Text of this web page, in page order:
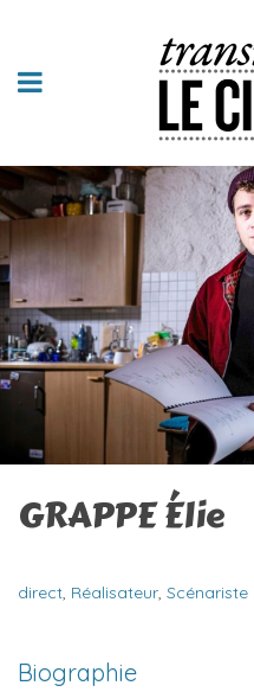
GRAPPE Élie
direct, Réalisateur, Scénariste
Biographie